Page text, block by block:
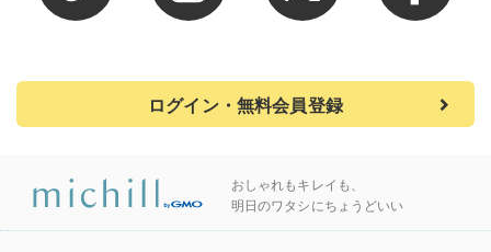
ログイン・無料会員登録
おしゃれもキレイも、
明日のワタシにちょうどいい